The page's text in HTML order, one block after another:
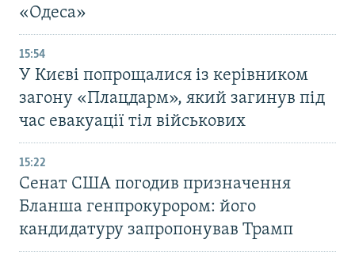
«Одеса»
15:54
У Києві попрощалися із керівником
загону «Плацдарм», який загинув під
час евакуації тіл військових
15:22
Сенат США погодив призначення
Бланша генпрокурором: його
кандидатуру запропонував Трамп